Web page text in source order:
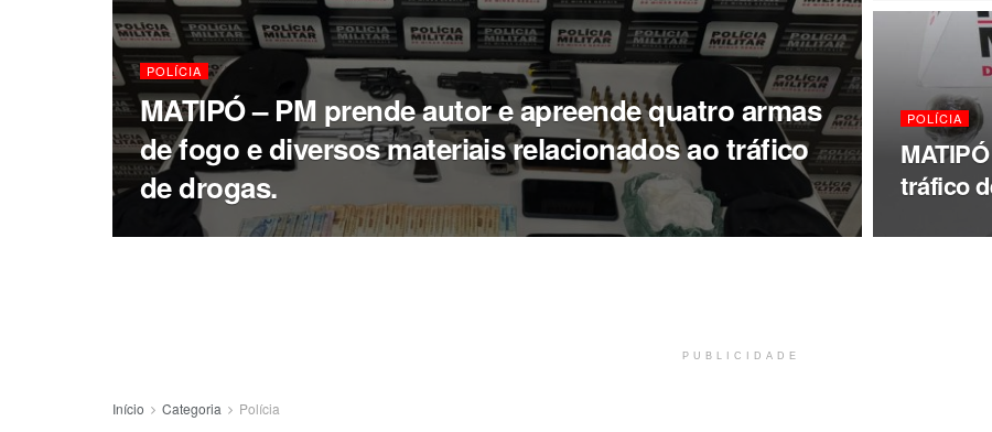
POLÍCIA
MATIPÓ – PM prende autor e apreende quatro armas
de fogo e diversos materiais relacionados ao tráfico
de drogas.
POLÍCIA
tráfico
PUBLICIDADE
Início Categoria Polícia